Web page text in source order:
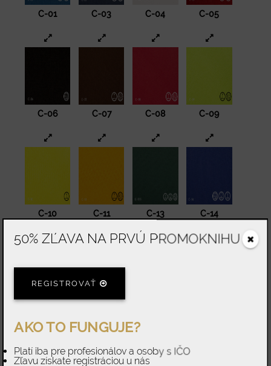
50% ZĽAVA NA PRVÚ PROMOKNIHU
REGISTROVAŤ
AKO TO FUNGUJE?
Platí iba pre profesionálov a osoby s IČO
Zľavu získate registráciou u nás
C-01 C-03 C-04 C-05
C-06 C-07 C-08 C-09
C-10 C-11 C-13 C-14